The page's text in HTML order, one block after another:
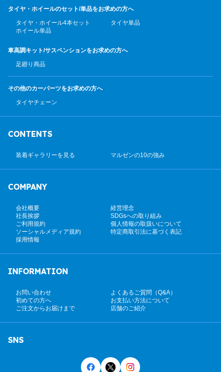
タイヤ・ホイールのセット/単品をお求めの方へ
タイヤ・ホイール4本セット
タイヤ単品
ホイール単品
車高調キット/サスペンションをお求めの方へ
足廻り商品
その他のカーパーツをお求めの方へ
タイヤチェーン
CONTENTS
装着ギャラリーを見る マルゼンの10の強み
COMPANY
会社概要
経営理念
社長挨拶
SDGsへの取り組み
ご利用規約
個人情報の取扱いについて
ソーシャルメディア規約
特定商取引法に基づく表記
採用情報
INFORMATION
お問い合わせ
よくあるご質問（Q&A）
初めての方へ
お支払い方法について
ご注文からお届けまで
店舗のご紹介
SNS